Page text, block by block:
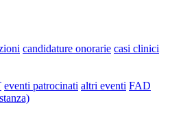
candidature onorarie casi clinici
eventi patrocinati altri eventi FAD